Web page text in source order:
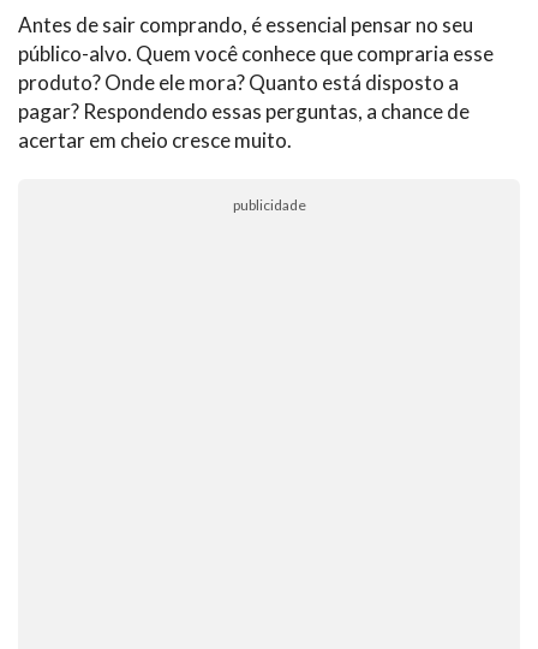
Antes de sair comprando, é essencial pensar no seu
público-alvo. Quem você conhece que compraria esse
produto? Onde ele mora? Quanto está disposto a
pagar? Respondendo essas perguntas, a chance de
acertar em cheio cresce muito.
publicidade